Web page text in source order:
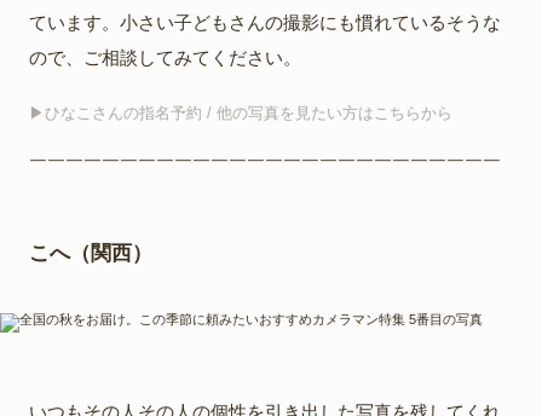
ています。小さい子どもさんの撮影にも慣れているそうな
ので、ご相談してみてください。
▶︎ひなこさんの指名予約 / 他の写真を見たい方はこちらから
￣￣￣￣￣￣￣￣￣￣￣￣￣￣￣￣￣￣￣￣￣￣￣￣￣￣
こへ（関西）